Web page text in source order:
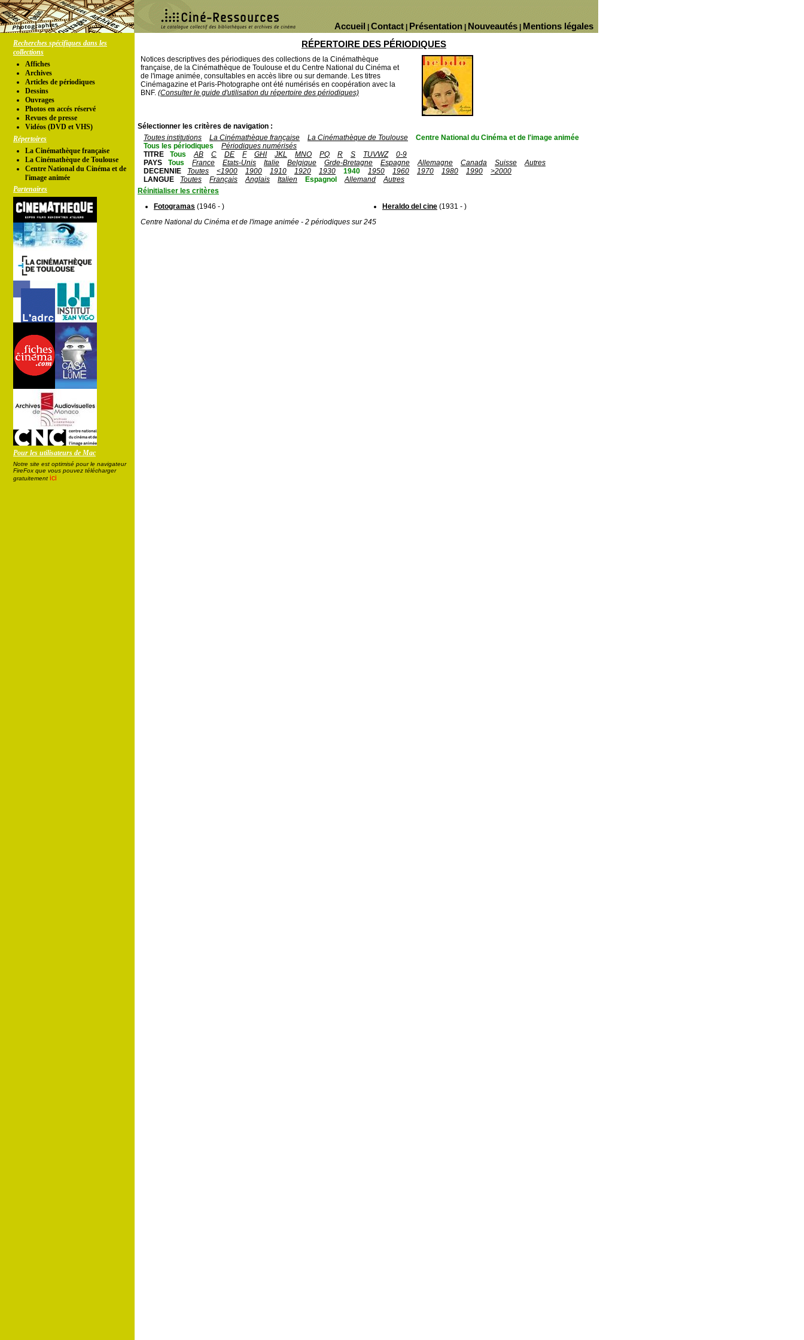
Mentions légales
Nouveautés
Présentation
Contact
Accueil
Recherches spécifiques dans les
collections
Affiches
Archives
Articles de périodiques
Dessins
Ouvrages
Photos en accés réservé
Revues de presse
Vidéos (DVD et VHS)
Répertoires
La Cinémathèque française
La Cinémathèque de Toulouse
Centre National du Cinéma et de
l'image animée
Partenaires
Pour les utilisateurs de Mac
Notre site est optimisé pour le navigateur
FireFox que vous pouvez télécharger
gratuitement ici
RÉPERTOIRE DES PÉRIODIQUES
Notices descriptives des périodiques des collections de la Cinémathèque
française, de la Cinémathèque de Toulouse et du Centre National du Cinéma et
de l'image animée, consultables en accès libre ou sur demande. Les titres
Cinémagazine et Paris-Photographe ont été numérisés en coopération avec la
BNF. (Consulter le guide d'utilisation du répertoire des périodiques)
Sélectionner les critères de navigation :
Toutes institutions
La Cinémathèque française La Cinémathèque de Toulouse
Centre National du Cinéma et de l'image animée
Tous les périodiques
Périodiques numérisés
TITRE
Tous AB C DE F GHI JKL MNO PQ R S TUVWZ
0-9
PAYS
Tous France Etats-Unis Italie Belgique Grde-Bretagne Espagne Allemagne Canada Suisse
Autres
DECENNIE
Toutes <1900 1900 1910 1920 1930 1940 1950 1960 1970 1980 1990
>2000
LANGUE
Toutes Français Anglais Italien Espagnol Allemand
Autres
Réinitialiser les critères
Fotogramas (1946 - ) Heraldo del cine (1931 - )
Centre National du Cinéma et de l'image animée - 2 périodiques sur 245